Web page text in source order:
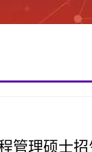
管理硕士